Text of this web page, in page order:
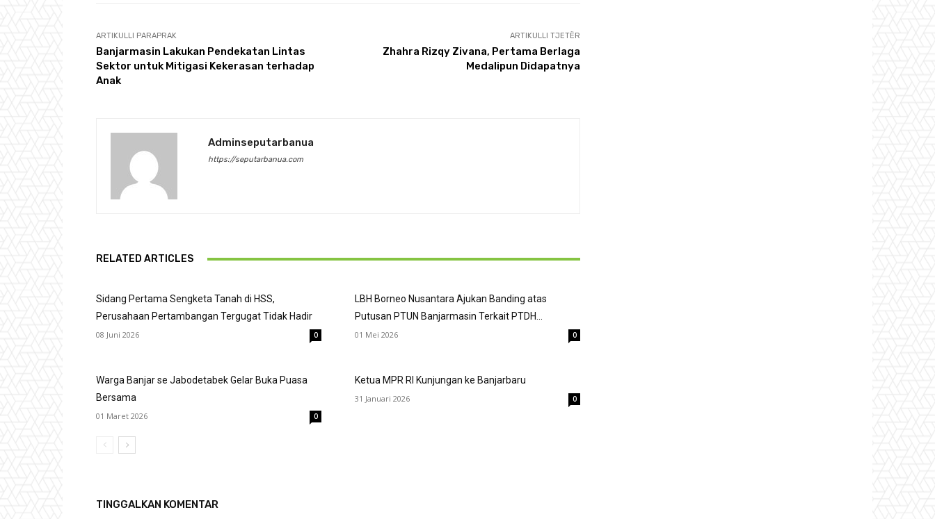
ARTIKULLI PARAPRAK
Banjarmasin Lakukan Pendekatan Lintas
Sektor untuk Mitigasi Kekerasan terhadap
Anak
ARTIKULLI TJETËR
Zhahra Rizqy Zivana, Pertama Berlaga
Medalipun Didapatnya
Adminseputarbanua
https://seputarbanua.com
RELATED ARTICLES
Sidang Pertama Sengketa Tanah di HSS,
Perusahaan Pertambangan Tergugat Tidak Hadir
08 Juni 2026 0
LBH Borneo Nusantara Ajukan Banding atas
Putusan PTUN Banjarmasin Terkait PTDH...
01 Mei 2026 0
Warga Banjar se Jabodetabek Gelar Buka Puasa
Bersama
01 Maret 2026 0
Ketua MPR RI Kunjungan ke Banjarbaru
31 Januari 2026 0
TINGGALKAN KOMENTAR